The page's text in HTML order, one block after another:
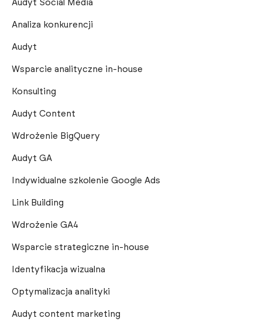
Audyt Social Media
Analiza konkurencji
Audyt
Wsparcie analityczne in-house
Konsulting
Audyt Content
Wdrożenie BigQuery
Audyt GA
Indywidualne szkolenie Google Ads
Link Building
Wdrożenie GA4
Wsparcie strategiczne in-house
Identyfikacja wizualna
Optymalizacja analityki
Audyt content marketing